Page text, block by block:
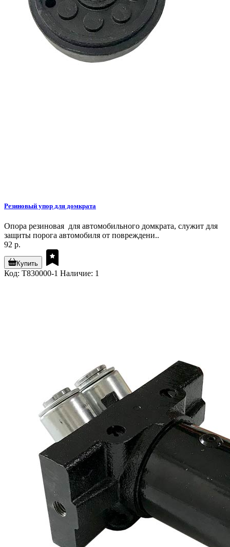
Резиновый упор для домкрата
Опора резиновая для автомобильного домкрата, служит для
защиты порога автомобиля от повреждени..
92 р.
Купить
Код: T830000-1 Наличие: 1